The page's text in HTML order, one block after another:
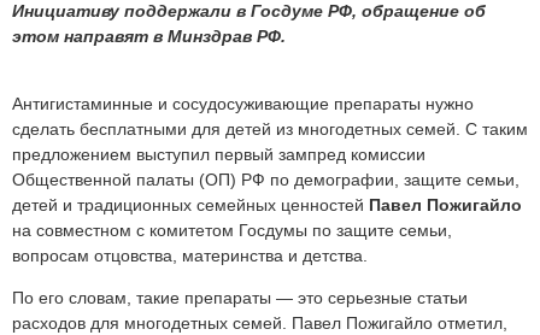
Инициативу поддержали в Госдуме РФ, обращение об
этом направят в Минздрав РФ.
Антигистаминные и сосудосуживающие препараты нужно
сделать бесплатными для детей из многодетных семей. С таким
предложением выступил первый зампред комиссии
Общественной палаты (ОП) РФ по демографии, защите семьи,
детей и традиционных семейных ценностей Павел Пожигайло
на совместном с комитетом Госдумы по защите семьи,
вопросам отцовства, материнства и детства.
По его словам, такие препараты — это серьезные статьи
расходов для многодетных семей. Павел Пожигайло отметил,